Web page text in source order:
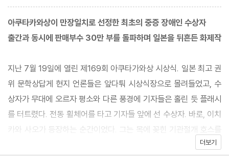
아쿠타카와상이 만장일치로 선정한 최초의 중증 장애인 수상자
출간과 동시에 판매부수 30만 부를 돌파하며 일본을 뒤흔든 화제작
지난 7월 19일에 열린 제169회 아쿠타가와상 시상식. 일본 최고 권
위 문학상답게 현지 언론들은 앞다퉈 시상식장으로 몰려들었고, 수
상자가 무대에 오르자 평소와 다른 풍경에 기자들은 홀린 듯 플래시
를 터트렸다. 전동 휠체어를 타고 기자들 앞에 선 수상자. 바로, 이치
카와 사오가 등장하는 순간이었다. 그는 목에 꽂힌 기관절개 호스를
누르며 기자들의 질문에 유머러스하게 답했고, 수상 소감을 밝히는
더보기